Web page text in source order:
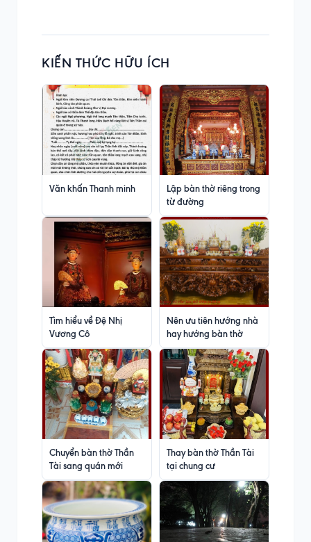
KIẾN THỨC HỮU ÍCH
Văn khấn Thanh minh
Lập bàn thờ riêng trong
từ đường
Tìm hiểu về Đệ Nhị
Vương Cô
Nên ưu tiên hướng nhà
hay hướng bàn thờ
Chuyển bàn thờ Thần
Tài sang quán mới
Thay bàn thờ Thần Tài
tại chung cư